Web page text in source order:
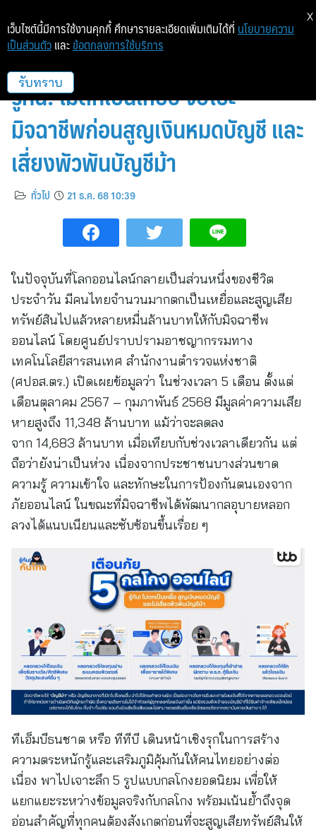
ทีทีบี เตือนภัย 5 กลโกงออนไลน์
รู้ทัน! ไม่ตกเป็นเหยื่อ จับโป๊ะ
มิจฉาชีพก่อนสูญเงินหมดบัญชี และ
เสี่ยงพัวพันบัญชีม้า
ทั่วไป 21 ธ.ค. 68 10:39
ในปัจจุบันที่โลกออนไลน์กลายเป็นส่วนหนึ่งของชีวิต
ประจำวัน มีคนไทยจำนวนมากตกเป็นเหยื่อและสูญเสีย
ทรัพย์สินไปแล้วหลายหมื่นล้านบาทให้กับมิจฉาชีพ
ออนไลน์ โดยศูนย์ปราบปรามอาชญากรรมทาง
เทคโนโลยีสารสนเทศ สำนักงานตำรวจแห่งชาติ
(ศปอส.ตร.) เปิดเผยข้อมูลว่า ในช่วงเวลา 5 เดือน ตั้งแต่
เดือนตุลาคม 2567 – กุมภาพันธ์ 2568 มีมูลค่าความเสีย
หายสูงถึง 11,348 ล้านบาท แม้ว่าจะลดลง
จาก 14,683 ล้านบาท เมื่อเทียบกับช่วงเวลาเดียวกัน แต่
ถือว่ายังน่าเป็นห่วง เนื่องจากประชาชนบางส่วนขาด
ความรู้ ความเข้าใจ และทักษะในการป้องกันตนเองจาก
ภัยออนไลน์ ในขณะที่มิจฉาชีพได้พัฒนากลอุบายหลอก
ลวงได้แนบเนียนและซับซ้อนขึ้นเรื่อย ๆ
ทีเอ็มบีธนชาต หรือ ทีทีบี เดินหน้าเชิงรุกในการสร้าง
ความตระหนักรู้และเสริมภูมิคุ้มกันให้คนไทยอย่างต่อ
เนื่อง พาไปเจาะลึก 5 รูปแบบกลโกงยอดนิยม เพื่อให้
แยกแยะระหว่างข้อมูลจริงกับกลโกง พร้อมเน้นย้ำถึงจุด
อ่อนสำคัญที่ทุกคนต้องสังเกตก่อนที่จะสูญเสียทรัพย์สินให้
เว็บไซต์นี้มีการใช้งานคุกกี้ ศึกษารายละเอียดเพิ่มเติมได้ที่ นโยบายความ
เป็นส่วนตัว และ ข้อตกลงการใช้บริการ
รับทราบ
X